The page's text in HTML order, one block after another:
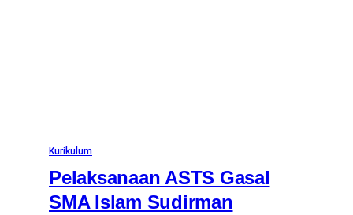
Kurikulum
Pelaksanaan ASTS Gasal
SMA Islam Sudirman